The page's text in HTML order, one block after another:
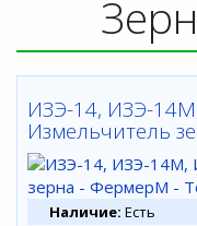
ИЗЭ-14, ИЗЭ-
Измельчитель
Наличие: Есть